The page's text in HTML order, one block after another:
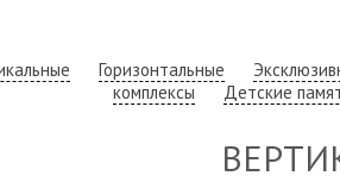
Горизонтальные
комплексы
Детские